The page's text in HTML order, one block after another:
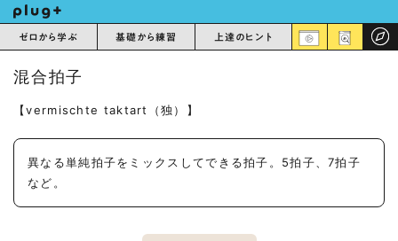
ゼロから学ぶ 基礎から練習 上達のヒント
混合拍子
【vermischte taktart（独）】
異なる単純拍子をミックスしてできる拍子。5拍子、7拍子
など。